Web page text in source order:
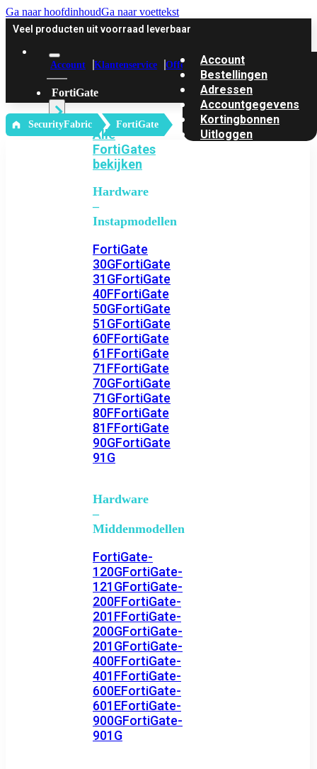
Ga naar hoofdinhoudGa naar voettekst
Veel producten uit voorraad leverbaar
Account Klantenservice Offerte
FortiGate
Alle
FortiGates
bekijken
Hardware
–
Instapmodellen
FortiGate
30GFortiGate
31GFortiGate
40FFortiGate
50GFortiGate
51GFortiGate
60FFortiGate
61FFortiGate
71FFortiGate
70GFortiGate
71GFortiGate
80FFortiGate
81FFortiGate
90GFortiGate
91G
Hardware
–
Middenmodellen
FortiGate-
120GFortiGate-
121GFortiGate-
200FFortiGate-
201FFortiGate-
200GFortiGate-
201GFortiGate-
400FFortiGate-
401FFortiGate-
600EFortiGate-
601EFortiGate-
900GFortiGate-
901G
Account
Bestellingen
Adressen
Accountgegevens
Kortingbonnen
Uitloggen
‎ SecurityFabric FortiGate